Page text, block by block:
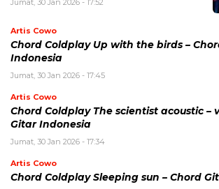
Jumat, 30 Jan 2026 - 17:52
Artis Cowo
Chord Coldplay Up with the birds –
Indonesia
Jumat, 30 Jan 2026 - 17:45
Artis Cowo
Chord Coldplay The scientist acoustic –
Gitar Indonesia
Jumat, 30 Jan 2026 - 17:34
Artis Cowo
Chord Coldplay Sleeping sun – Chord